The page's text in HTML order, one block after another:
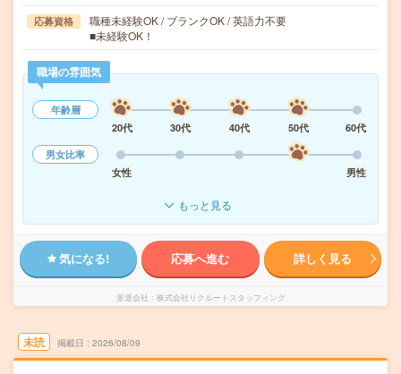
応募資格
職種未経験OK / ブランクOK / 英語力不要
■未経験OK！
職場の雰囲気
年齢層
20代
30代 40代 50代
60代
男女比率
女性
男性
もっと見る
気になる! 応募へ進む 詳しく見る
派遣会社 株式会社リクルートスタッフィング
未読 掲載日 2026/08/09